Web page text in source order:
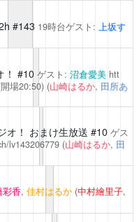
#143 19時台ゲスト: 上坂す
#10 ゲスト: 沼倉愛美 htt
場20:50) (山崎はるか, 田所あ
オ！ おまけ生放送 #10 ゲス
lv143206779 (山崎はるか, 田
彩香, 佳村はるか (中村繪里子,